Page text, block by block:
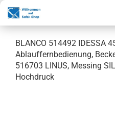
BLANCO 514492 IDESSA
Ablauffernbedienung,
516703 LINUS, Messing
Hochdruck